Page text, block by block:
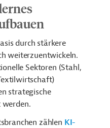
durch stärkere
weiterzuentwickeln.
Sektoren (Stahl,
strategische
zählen KI-